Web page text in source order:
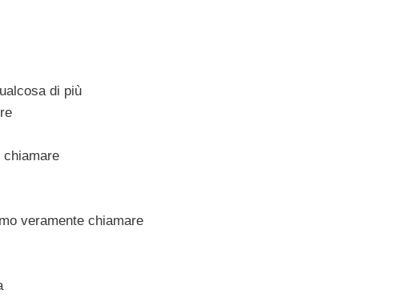
di più
veramente chiamare